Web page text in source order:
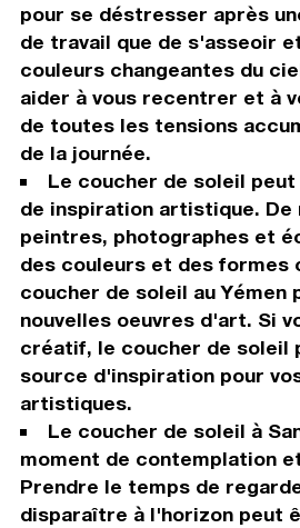
pour se déstresser après
de travail que de s'asseoir
couleurs changeantes du
aider à vous recentrer et à
de toutes les tensions
de la journée.
Le coucher de soleil
de inspiration artistique. De
peintres, photographes et
des couleurs et des formes
coucher de soleil au Yémen
nouvelles oeuvres d'art. Si
créatif, le coucher de soleil
source d'inspiration pour
artistiques.
Le coucher de soleil à
moment de contemplation
Prendre le temps de
disparaître à l'horizon peut